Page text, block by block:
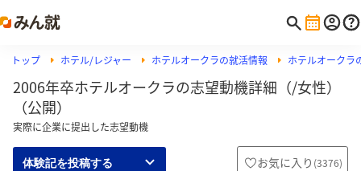
トップ ホテル/レジャー ホテルオークラの就活情報 ホテルオークラ
2006年卒ホテルオークラの志望動機詳細（/女性）
（公開）
実際に企業に提出した志望動機
体験記を投稿する お気に入り (3376)